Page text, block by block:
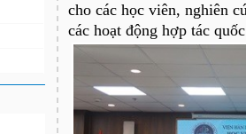
cho các học viên, nghiên
các hoạt động hợp tác